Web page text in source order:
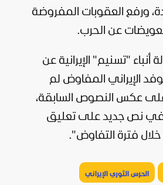
ورفع العقوبات المفروضة
عن الحرب.
أنباء "تسنيم" الإيرانية عن
الإيراني المفاوض لم
عكس النصوص السابقة،
في نص جديد على تعليق
خلال فترة التفاوض".
الحرس الثوري الإيراني